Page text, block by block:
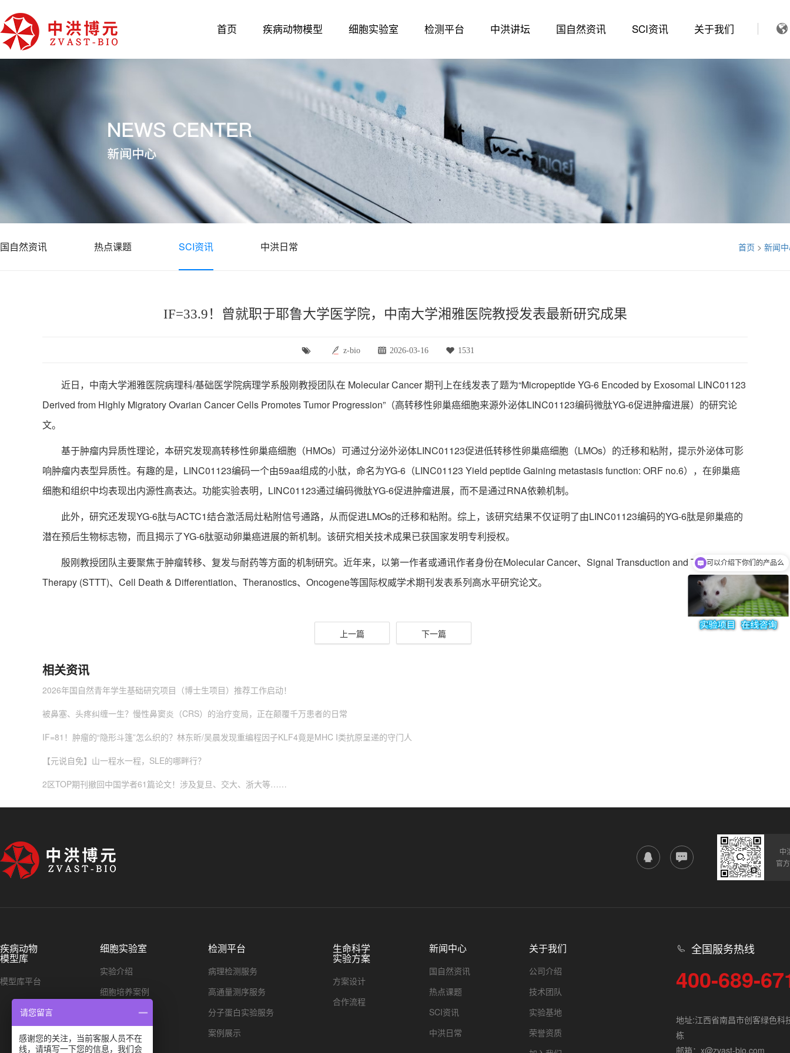
首页 疾病动物模型 细胞实验室 检测平台 中洪讲坛 国自然资讯 SCI资讯 关于我们
国自然资讯 热点课题 SCI资讯 中洪日常 首页 > 新闻
IF=33.9！曾就职于耶鲁大学医学院，中南大学湘雅医院教授发表最新研究成果
z-bio 2026-03-16 1531
近日，中南大学湘雅医院病理科/基础医学院病理学系殷刚教授团队在 Molecular Cancer 期刊上在线发表了题为“Micropeptide YG-6 Encoded by Exosomal LINC01123
Derived from Highly Migratory Ovarian Cancer Cells Promotes Tumor Progression”（高转移性卵巢癌细胞来源外泌体LINC01123编码微肽YG-6促进肿瘤进展）的研究论
文。
基于肿瘤内异质性理论，本研究发现高转移性卵巢癌细胞（HMOs）可通过分泌外泌体LINC01123促进低转移性卵巢癌细胞（LMOs）的迁移和粘附，提示外泌体可影
响肿瘤内表型异质性。有趣的是，LINC01123编码一个由59aa组成的小肽，命名为YG-6（LINC01123 Yield peptide Gaining metastasis function: ORF no.6），在卵巢癌
细胞和组织中均表现出内源性高表达。功能实验表明，LINC01123通过编码微肽YG-6促进肿瘤进展，而不是通过RNA依赖机制。
此外，研究还发现YG-6肽与ACTC1结合激活局灶粘附信号通路，从而促进LMOs的迁移和粘附。综上，该研究结果不仅证明了由LINC01123编码的YG-6肽是卵巢癌的
潜在预后生物标志物，而且揭示了YG-6肽驱动卵巢癌进展的新机制。该研究相关技术成果已获国家发明专利授权。
殷刚教授团队主要聚焦于肿瘤转移、复发与耐药等方面的机制研究。近年来，以第一作者或通讯作者身份在Molecular Cancer、Signal Transduction and Targeted
Therapy (STTT)、Cell Death & Differentiation、Theranostics、Oncogene等国际权威学术期刊发表系列高水平研究论文。
上一篇 下一篇
相关资讯
2026年国自然青年学生基础研究项目（博士生项目）推荐工作启动！
被鼻塞、头疼纠缠一生？慢性鼻窦炎（CRS）的治疗变局，正在颠覆千万患者的日常
IF=81！肿瘤的“隐形斗篷”怎么织的？林东昕/吴晨发现重编程因子KLF4竟是MHC I类抗原呈递的守门人
【元说自免】山一程水一程，SLE的哪畔行？
2区TOP期刊撤回中国学者61篇论文！涉及复旦、交大、浙大等……
中
官
疾病动物
模型库
模型库平台
细胞实验室
实验介绍
细胞培养案例
细胞染色案例
单细胞测序
检测平台
病理检测服务
高通量测序服务
分子蛋白实验服务
案例展示
生命科学
实验方案
方案设计
合作流程
新闻中心
国自然资讯
热点课题
SCI资讯
中洪日常
关于我们
公司介绍
技术团队
实验基地
荣誉资质
全国服务热线
400-689-
地址:江西省南昌市创客绿色科
栋
邮箱：x@zvast-bio.com
可以介绍下你们的产品么
你们是怎么收费的呢
请您留言
感谢您的关注，当前客服人员不在
线，请填写一下您的信息，我们会